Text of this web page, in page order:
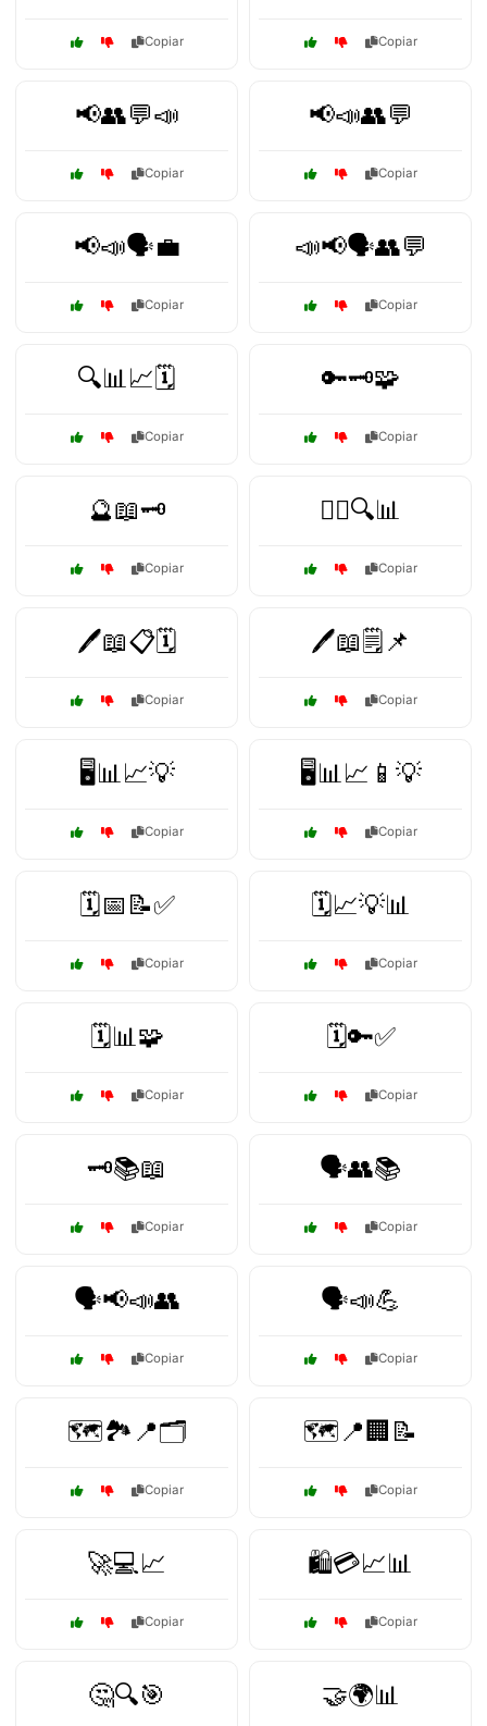
Copiar Copiar
📢👥💬📣
Copiar
📢📣👥💬
Copiar
📢📣🗣️💼
Copiar
📣📢🗣️👥💬
Copiar
🔍📊📈🗓️
Copiar
🔑🗝️🧩
Copiar
🔮📖🗝️
Copiar
🕵️‍♂️🔍📊
Copiar
🖊️📖📋🗓️
Copiar
🖊️📖🗒️📌
Copiar
🖥️📊📈💡
Copiar
🖥️📊📈📱💡
Copiar
🗓️📅📝✅
Copiar
🗓️📈💡📊
Copiar
🗓️📊🧩
Copiar
🗓️🔑✅
Copiar
🗝️📚📖
Copiar
🗣️👥📚
Copiar
🗣️📢📣👥
Copiar
🗣️📣💪
Copiar
🗺️🏞️📍🗂️
Copiar
🗺️📍🏢📝
Copiar
🚀💻📈
Copiar
🛍️💳📈📊
Copiar
🤔🔍🎯 🤝🌍📊